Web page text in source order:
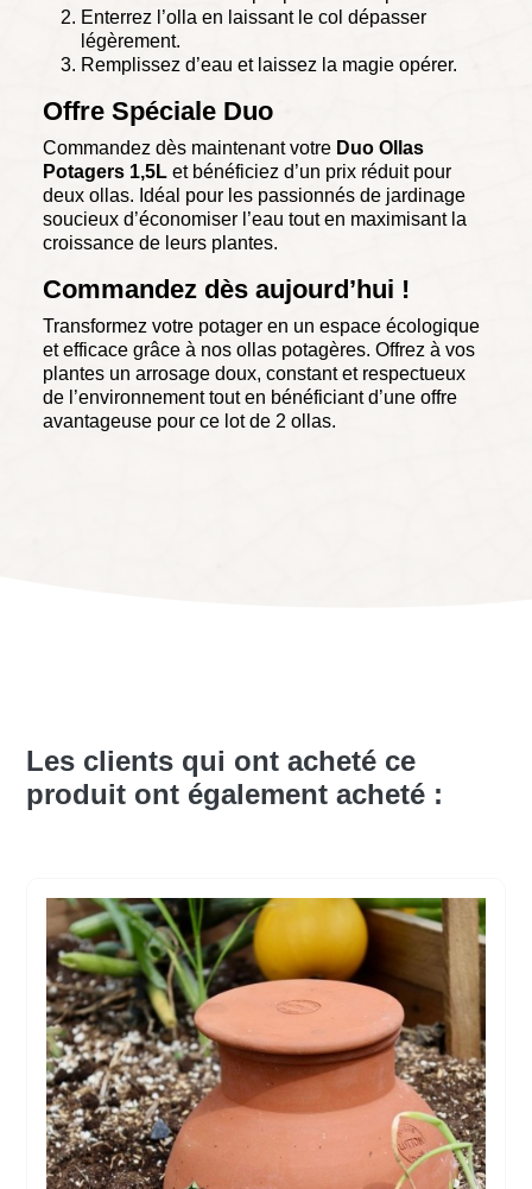
Enterrez l’olla en laissant le col dépasser
légèrement.
Remplissez d’eau et laissez la magie opérer.
Offre Spéciale Duo
Commandez dès maintenant votre Duo Ollas
Potagers 1,5L et bénéficiez d’un prix réduit pour
deux ollas. Idéal pour les passionnés de jardinage
soucieux d’économiser l’eau tout en maximisant la
croissance de leurs plantes.
Commandez dès aujourd’hui !
Transformez votre potager en un espace écologique
et efficace grâce à nos ollas potagères. Offrez à vos
plantes un arrosage doux, constant et respectueux
de l’environnement tout en bénéficiant d’une offre
avantageuse pour ce lot de 2 ollas.
Les clients qui ont acheté ce
produit ont également acheté :